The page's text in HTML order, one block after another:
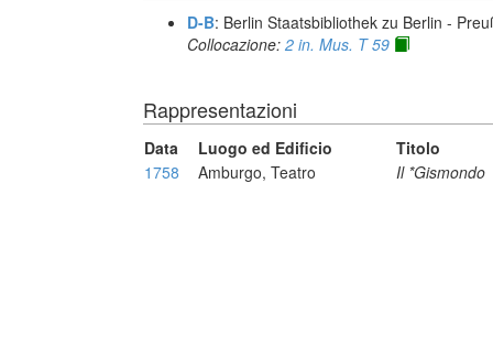
D-B: Berlin Staatsbibliothek zu Berlin -
Collocazione: 2 in. Mus. T 59
Rappresentazioni
Data Luogo ed Edificio
Titolo
1758
Amburgo, Teatro Il *Gismondo